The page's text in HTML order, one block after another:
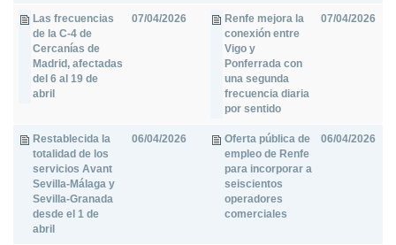
Las frecuencias
de la C-4 de
Cercanías de
Madrid, afectadas
del 6 al 19 de
abril
07/04/2026
Renfe mejora la
conexión entre
Vigo y
Ponferrada con
una segunda
frecuencia diaria
por sentido
07/04/2026
Restablecida la
totalidad de los
servicios Avant
Sevilla-Málaga y
Sevilla-Granada
desde el 1 de
abril
06/04/2026
Oferta pública de
empleo de Renfe
para incorporar a
seiscientos
operadores
comerciales
06/04/2026